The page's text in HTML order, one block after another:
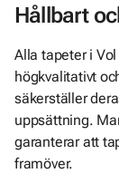
Hållbart
Alla tapeter i
högkvalitativt
säkerställer
uppsättning.
garanterar att
framöver.